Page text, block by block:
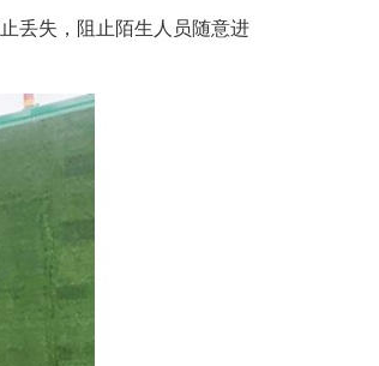
丢失，阻止陌生人员随意进